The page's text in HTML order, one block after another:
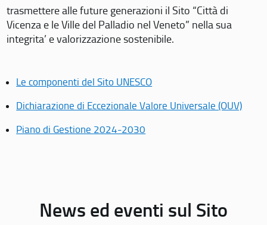
trasmettere alle future generazioni il Sito “Città di
Vicenza e le Ville del Palladio nel Veneto” nella sua
integrita’ e valorizzazione sostenibile.
Le componenti del Sito UNESCO
Dichiarazione di Eccezionale Valore Universale (OUV)
Piano di Gestione 2024-2030
News ed eventi sul Sito